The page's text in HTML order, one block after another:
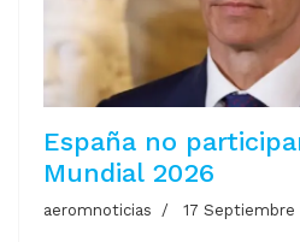
España no
Mundial 2026
aeromnoticias 17 Septiembre